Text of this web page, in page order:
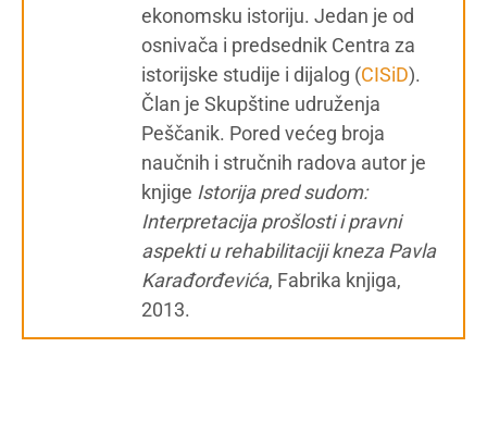
ekonomsku istoriju. Jedan je od
osnivača i predsednik Centra za
istorijske studije i dijalog (CISiD).
Član je Skupštine udruženja
Peščanik. Pored većeg broja
naučnih i stručnih radova autor je
knjige Istorija pred sudom:
Interpretacija prošlosti i pravni
aspekti u rehabilitaciji kneza Pavla
Karađorđevića, Fabrika knjiga,
2013.